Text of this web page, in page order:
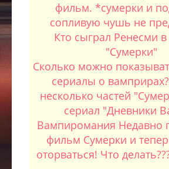
фильм. *сумерки и
сопливую чушь не
Кто сыграл Ренесми
"Сумерки"
Сколько можно
сериалы о
несколько частей
сериал "Дневники
Вампиромания Недавно
фильм Сумерки и
оторваться! Что